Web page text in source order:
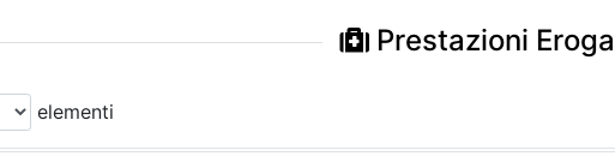
Prestazioni
elementi